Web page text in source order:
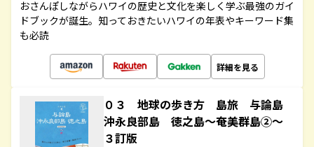
おさんぽしながらハワイの歴史と文化を楽しく学ぶ最強のガイ
ドブックが誕生。知っておきたいハワイの年表やキーワード集
も必読
詳細を見る
０３ 地球の歩き方 島旅 与論島
沖永良部島 徳之島～奄美群島②～
３訂版